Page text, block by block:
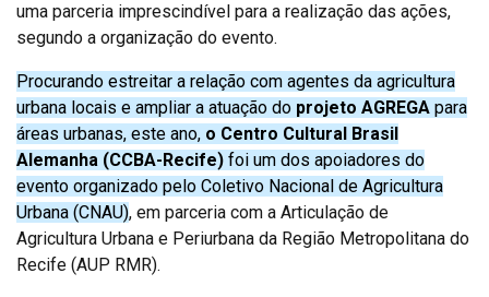
uma parceria imprescindível para a realização das ações,
segundo a organização do evento.
Procurando estreitar a relação com agentes da agricultura
urbana locais e ampliar a atuação do projeto AGREGA para
áreas urbanas, este ano, o Centro Cultural Brasil
Alemanha (CCBA-Recife) foi um dos apoiadores do
evento organizado pelo Coletivo Nacional de Agricultura
Urbana (CNAU), em parceria com a Articulação de
Agricultura Urbana e Periurbana da Região Metropolitana do
Recife (AUP RMR).